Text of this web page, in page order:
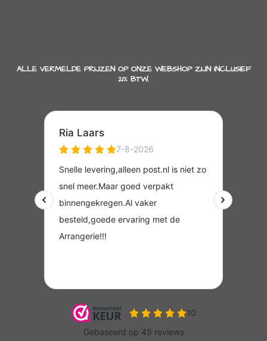
ALLE VERMELDE PRIJZEN OP ONZE WEBSHOP ZIJN INCLUSIEF
21% BTW.